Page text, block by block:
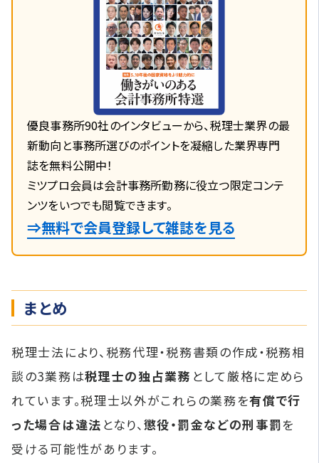
優良事務所90社のインタビューから、税理士業界の最
新動向と事務所選びのポイントを凝縮した業界専門
誌を無料公開中！
ミツプロ会員は会計事務所勤務に役立つ限定コンテ
ンツをいつでも閲覧できます。
⇒無料で会員登録して雑誌を見る
まとめ
税理士法により、税務代理・税務書類の作成・税務相
談の3業務は税理士の独占業務 として厳格に定めら
れています。税理士以外がこれらの業務を有償で行
った場合は違法 となり、懲役・罰金などの刑事罰を
受ける可能性があります。